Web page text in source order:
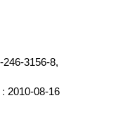
246-3156-8,
2010-08-16